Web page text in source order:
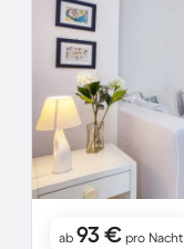
ab 93 € pro Nacht